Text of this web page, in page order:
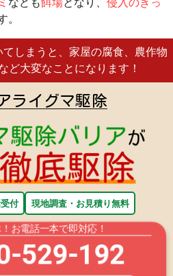
。
しまうと、家屋の腐食、農作物
ど大変なことになります！
ライグマ駆除
付 現地調査・お見積り無料
お電話一本で即対応！
529-192